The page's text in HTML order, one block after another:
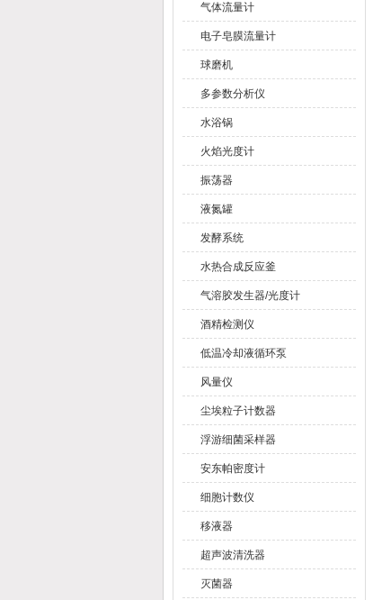
气体流量计
电子皂膜流量计
球磨机
多参数分析仪
水浴锅
火焰光度计
振荡器
液氮罐
发酵系统
水热合成反应釜
气溶胶发生器/光度计
酒精检测仪
低温冷却液循环泵
风量仪
尘埃粒子计数器
浮游细菌采样器
安东帕密度计
细胞计数仪
移液器
超声波清洗器
灭菌器